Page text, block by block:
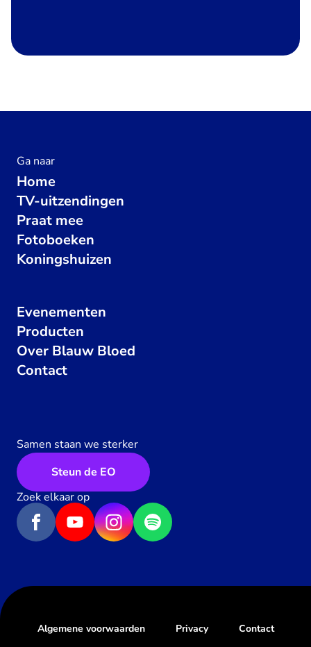
Ga naar
Home
TV-uitzendingen
Praat mee
Fotoboeken
Koningshuizen
Evenementen
Producten
Over Blauw Bloed
Contact
Samen staan we sterker
Steun de EO
Zoek elkaar op
Algemene voorwaarden Privacy Contact